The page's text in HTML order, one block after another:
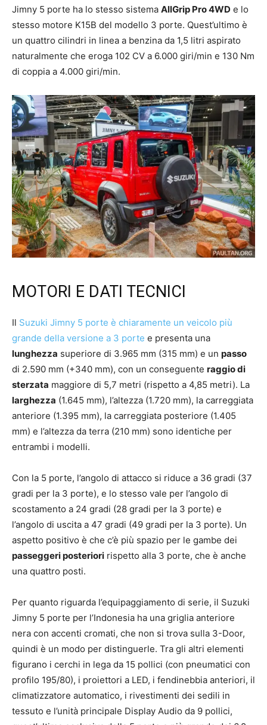
Jimny 5 porte ha lo stesso sistema AllGrip Pro 4WD e lo
stesso motore K15B del modello 3 porte. Quest’ultimo è
un quattro cilindri in linea a benzina da 1,5 litri aspirato
naturalmente che eroga 102 CV a 6.000 giri/min e 130 Nm
di coppia a 4.000 giri/min.
MOTORI E DATI TECNICI
Il Suzuki Jimny 5 porte è chiaramente un veicolo più
grande della versione a 3 porte e presenta una
lunghezza superiore di 3.965 mm (315 mm) e un passo
di 2.590 mm (+340 mm), con un conseguente raggio di
sterzata maggiore di 5,7 metri (rispetto a 4,85 metri). La
larghezza (1.645 mm), l’altezza (1.720 mm), la carreggiata
anteriore (1.395 mm), la carreggiata posteriore (1.405
mm) e l’altezza da terra (210 mm) sono identiche per
entrambi i modelli.
Con la 5 porte, l’angolo di attacco si riduce a 36 gradi (37
gradi per la 3 porte), e lo stesso vale per l’angolo di
scostamento a 24 gradi (28 gradi per la 3 porte) e
l’angolo di uscita a 47 gradi (49 gradi per la 3 porte). Un
aspetto positivo è che c’è più spazio per le gambe dei
passeggeri posteriori rispetto alla 3 porte, che è anche
una quattro posti.
Per quanto riguarda l’equipaggiamento di serie, il Suzuki
Jimny 5 porte per l’Indonesia ha una griglia anteriore
nera con accenti cromati, che non si trova sulla 3-Door,
quindi è un modo per distinguerle. Tra gli altri elementi
figurano i cerchi in lega da 15 pollici (con pneumatici con
profilo 195/80), i proiettori a LED, i fendinebbia anteriori, il
climatizzatore automatico, i rivestimenti dei sedili in
tessuto e l’unità principale Display Audio da 9 pollici,